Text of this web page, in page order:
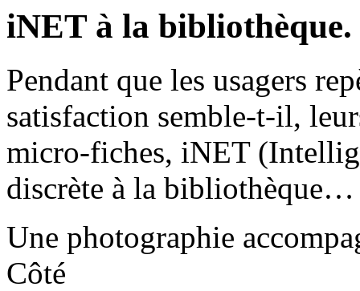
iNET à la
Pendant que les usagers
satisfaction semble-t-il,
micro-fiches, iNET
discrète à la bibliothèque…
Une photographie
Côté